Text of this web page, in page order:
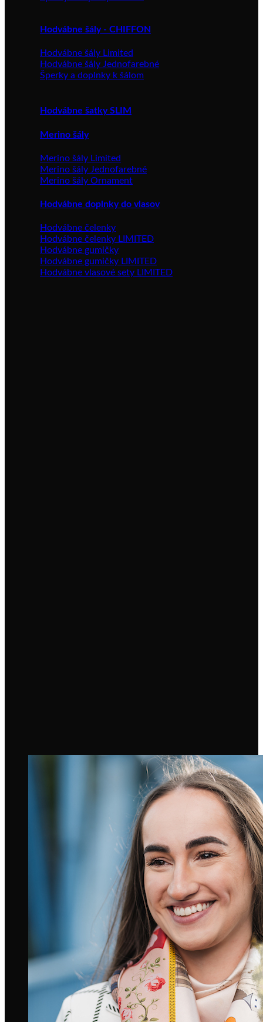
Hodvábne šály - CHIFFON
Hodvábne šály Limited
Hodvábne šály Jednofarebné
Šperky a doplnky k šálom
Hodvábne šatky SLIM
Merino šály
Merino šály Limited
Merino šály Jednofarebné
Merino šály Ornament
Hodvábne doplnky do vlasov
Hodvábne čelenky
Hodvábne čelenky LIMITED
Hodvábne gumičky
Hodvábne gumičky LIMITED
Hodvábne vlasové sety LIMITED